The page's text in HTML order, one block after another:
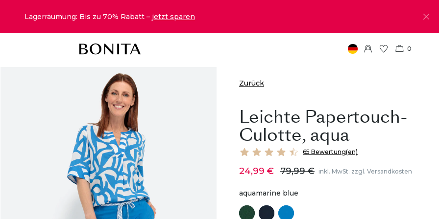
Lagerräumung: Bis zu 70% Rabatt – jetzt sparen
0
Zurück
Leichte Papertouch-
Culotte, aqua
65 Bewertung(en)
24,99 € 79,99 € inkl. MwSt. zzgl. Versandkosten
aquamarine blue